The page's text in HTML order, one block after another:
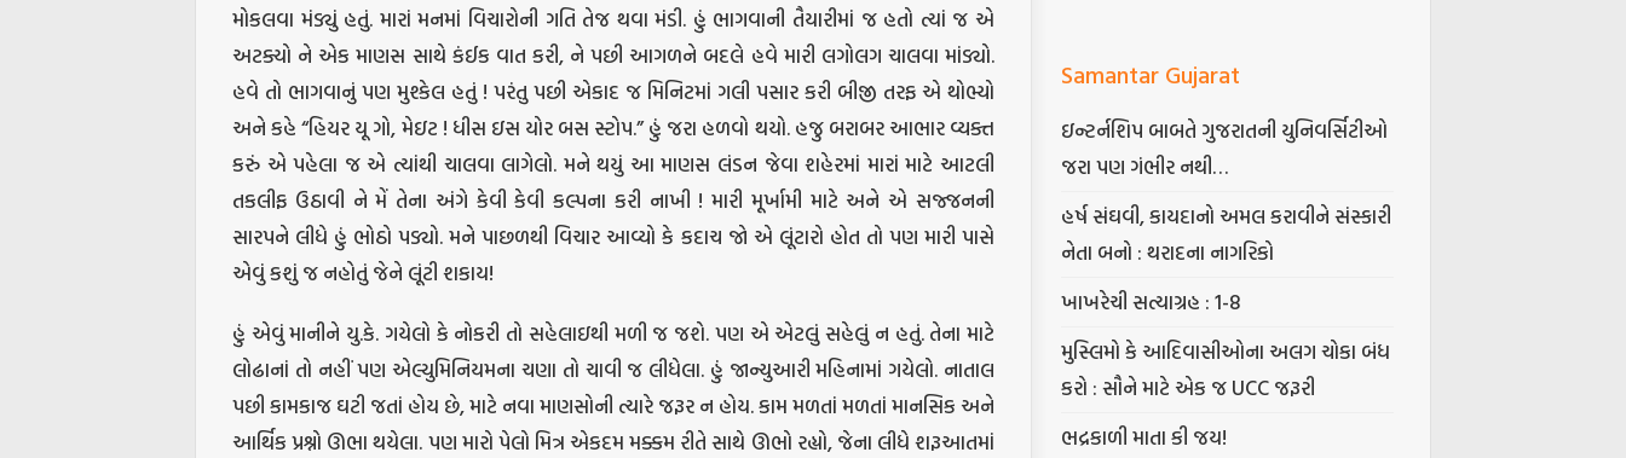
મોકલવા મંડ્યું હતું. મારાં મનમાં વિચારોની ગતિ તેજ થવા મંડી. હું ભાગવાની તૈયારીમાં જ હતો ત્યાં જ એ
અટક્યો ને એક માણસ સાથે કંઈક વાત કરી, ને પછી આગળને બદલે હવે મારી લગોલગ ચાલવા માંડ્યો.
હવે તો ભાગવાનું પણ મુશ્કેલ હતું ! પરંતુ પછી એકાદ જ મિનિટમાં ગલી પસાર કરી બીજી તરફ એ થોભ્યો
અને કહે “હિયર યૂ ગો, મેઇટ ! ધીસ ઇસ યોર બસ સ્ટોપ.” હું જરા હળવો થયો. હજુ બરાબર આભાર વ્યક્ત
કરું એ પહેલા જ એ ત્યાંથી ચાલવા લાગેલો. મને થયું આ માણસ લંડન જેવા શહેરમાં મારાં માટે આટલી
તકલીફ ઉઠાવી ને મેં તેના અંગે કેવી કેવી કલ્પના કરી નાખી ! મારી મૂર્ખામી માટે અને એ સજ્જનની
સારપને લીધે હું ભોઠો પડ્યો. મને પાછળથી વિચાર આવ્યો કે કદાચ જો એ લૂંટારો હોત તો પણ મારી પાસે
એવું કશું જ નહોતું જેને લૂંટી શકાય!
હું એવું માનીને યુ.કે. ગયેલો કે નોકરી તો સહેલાઇથી મળી જ જશે. પણ એ એટલું સહેલું ન હતું. તેના માટે
લોઢાનાં તો નહીં પણ એલ્યુમિનિયમના ચણા તો ચાવી જ લીધેલા. હું જાન્યુઆરી મહિનામાં ગયેલો. નાતાલ
પછી કામકાજ ઘટી જતાં હોય છે, માટે નવા માણસોની ત્યારે જરૂર ન હોય. કામ મળતાં મળતાં માનસિક અને
આર્થિક પ્રશ્નો ઊભા થયેલા. પણ મારો પેલો મિત્ર એકદમ મક્કમ રીતે સાથે ઊભો રહ્યો, જેના લીધે શરૂઆતમાં
Samantar Gujarat
ઇન્ટર્નશિપ બાબતે ગુજરાતની યુનિવર્સિટીઓ
જરા પણ ગંભીર નથી…
હર્ષ સંઘવી, કાયદાનો અમલ કરાવીને સંસ્કારી
નેતા બનો : થરાદના નાગરિકો
ખાખરેચી સત્યાગ્રહ : 1-8
મુસ્લિમો કે આદિવાસીઓના અલગ ચોકા બંધ
કરો : સૌને માટે એક જ UCC જરૂરી
ભદ્રકાળી માતા કી જય!